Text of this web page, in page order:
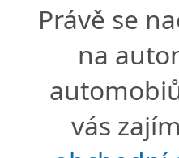
Právě se
na
vás